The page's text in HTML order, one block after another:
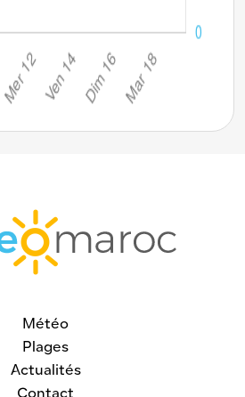
Météo
Plages
Actualités